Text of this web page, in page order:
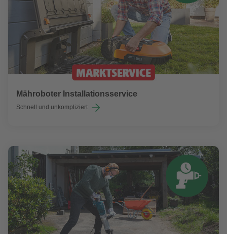
Mähroboter Installationsservice
Schnell und unkompliziert